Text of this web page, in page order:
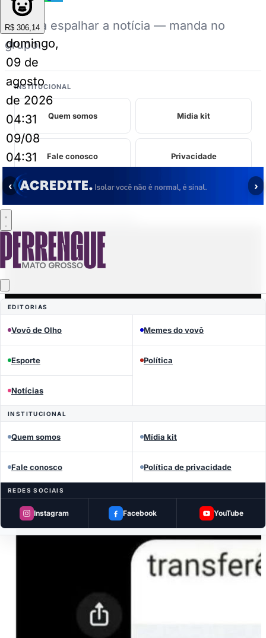
R$ 306,14
domingo,
09 de
agosto
de 2026
04:31
09/08
04:31
‹ ›
EDITORIAS
Vovô de Olho Memes do vovô
Esporte Política
Notícias
INSTITUCIONAL
Quem somos Mídia kit
Fale conosco Política de privacidade
REDES SOCIAIS
Instagram Facebook YouTube
Ajuda a espalhar a notícia — manda no
grupo.
INSTITUCIONAL
Quem somos Midia kit
Fale conosco Privacidade
Perrengues relacionados